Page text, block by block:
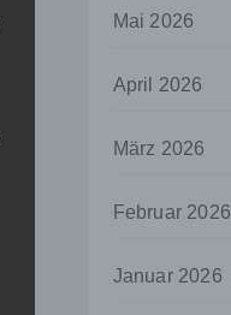
Mai 2026
April 2026
März 2026
Februar 2026
Januar 2026